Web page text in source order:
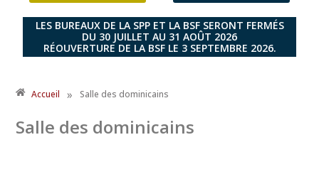
LES BUREAUX DE LA SPP ET LA BSF SERONT FERMÉS
DU 30 JUILLET AU 31 AOÛT 2026
RÉOUVERTURE DE LA BSF LE 3 SEPTEMBRE 2026.
Accueil » Salle des dominicains
Salle des dominicains